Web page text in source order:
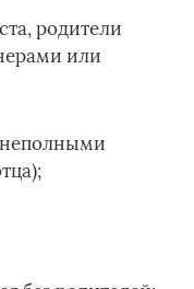
родители
или